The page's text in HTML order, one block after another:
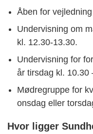
Åben for
Undervisning om
kl. 12.30-13.30.
Undervisning for
år tirsdag kl. 10.30
Mødregruppe for
onsdag eller
Hvor ligger